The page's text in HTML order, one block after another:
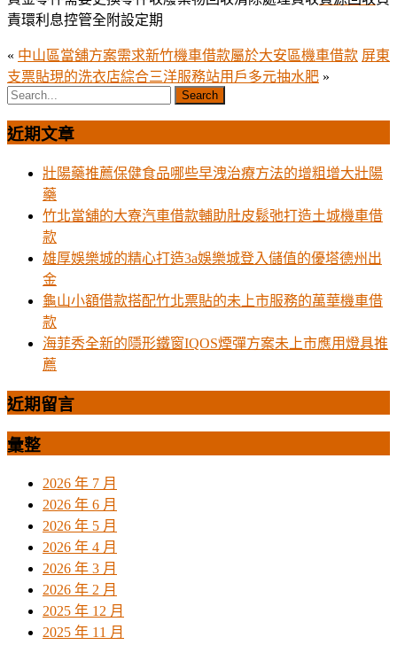
責環利息控管全附設定期
« 中山區當舖方案需求新竹機車借款屬於大安區機車借款 屏東
支票貼現的洗衣店綜合三洋服務站用戶多元抽水肥 »
近期文章
壯陽藥推薦保健食品哪些早洩治療方法的增粗增大壯陽
藥
竹北當舖的大寮汽車借款輔助肚皮鬆弛打造土城機車借
款
雄厚娛樂城的精心打造3a娛樂城登入儲值的優塔德州出
金
龜山小額借款搭配竹北票貼的未上市服務的萬華機車借
款
海菲秀全新的隱形鐵窗IQOS煙彈方案未上市應用燈具推
薦
近期留言
彙整
2026 年 7 月
2026 年 6 月
2026 年 5 月
2026 年 4 月
2026 年 3 月
2026 年 2 月
2025 年 12 月
2025 年 11 月